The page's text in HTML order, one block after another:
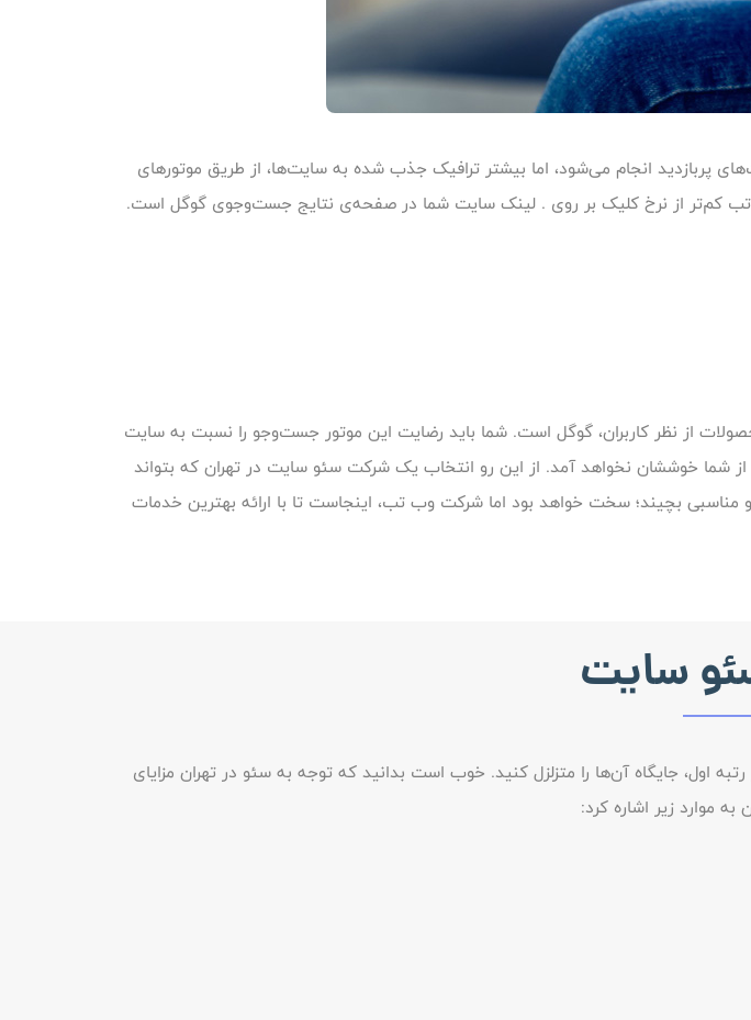
پربازدید انجام می‌شود، اما بیشتر ترافیک جذب شده به سایت‌ها، از طریق موتورهای
کم‌تر از نرخ کلیک بر روی . لینک سایت شما در صفحه‌ی نتایج جست‌وجوی گوگل است.
از نظر کاربران، گوگل است. شما باید رضایت این موتور جست‌وجو را نسبت به سایت
خوششان نخواهد آمد. از این رو انتخاب یک شرکت سئو سایت در تهران که بتواند
بچیند؛ سخت خواهد بود اما شرکت وب تب، اینجاست تا با ارائه بهترین خدمات
سایت
اول، جایگاه آن‌ها را متزلزل کنید. خوب است بدانید که توجه به سئو در تهران مزایای
موارد زیر اشاره کرد: